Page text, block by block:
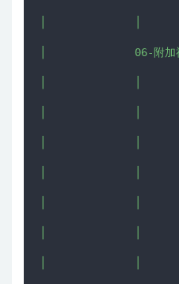
│              06-附加
│              │      01-
│              │      01-
│              │      01-
│              │      01-
│              │      02-
│              │      02-附
│              │      02-附